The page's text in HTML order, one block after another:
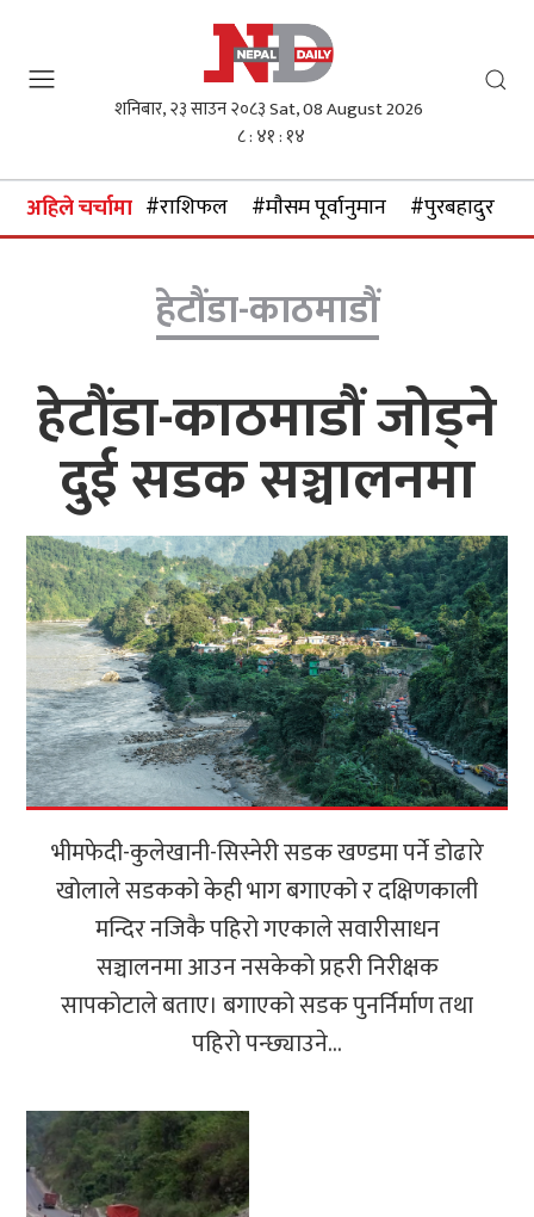
शनिबार, २३ साउन २०८३Sat, 08 August 2026
८ : ४१ : १५
अहिले चर्चामा #राशिफल #माैसम पूर्वानुमान #पुरबहादुर
हेटौंडा-काठमाडौं
हेटौंडा-काठमाडौं जोड्ने
दुई सडक सञ्चालनमा
भीमफेदी-कुलेखानी-सिस्नेरी सडक खण्डमा पर्ने डोढारे
खोलाले सडकको केही भाग बगाएको र दक्षिणकाली
मन्दिर नजिकै पहिरो गएकाले सवारीसाधन
सञ्चालनमा आउन नसकेको प्रहरी निरीक्षक
सापकोटाले बताए। बगाएको सडक पुनर्निर्माण तथा
पहिरो पन्छ्याउने...